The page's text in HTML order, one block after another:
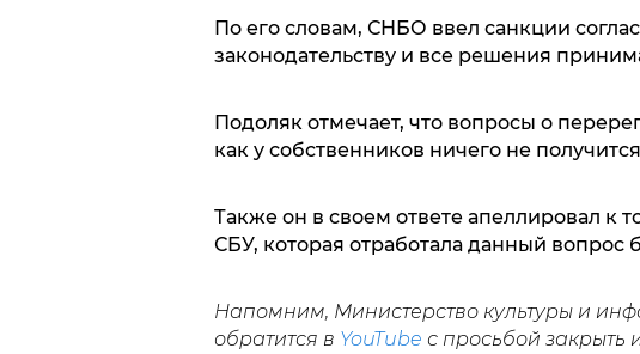
По его словам, СНБО ввел санкции
законодательству и все решения
Подоляк отмечает, что вопросы о
как у собственников ничего не
Также он в своем ответе апеллировал к
СБУ, которая отработала данный вопрос
Напомним, Министерство культуры и
обратится в YouTube с просьбой закрыть